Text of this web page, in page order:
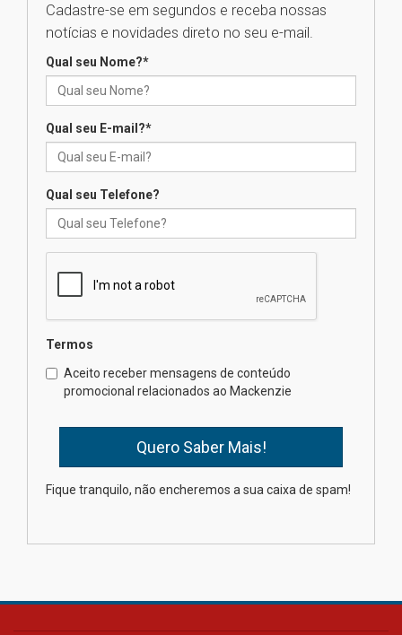
Universidade Mackenzie
realizará nova edição da Feira
das novas tecnologias em
calouros do segundo semestre
04.08.2026
Brasília prepara seus
estudantes para o PAS antes
mesmo do Ensino Médio
na educação dos filhos além da
Cadastre-se em segundos e receba nossas
notícias e novidades direto no seu e-mail.
Qual seu Nome?*
Qual seu E-mail?*
Qual seu Telefone?
Termos
Aceito receber mensagens de conteúdo
promocional relacionados ao Mackenzie
Fique tranquilo, não encheremos a sua caixa de spam!